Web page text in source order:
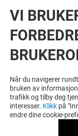
VI
Når du navigerer
bruken av
trafikk og tilby deg
interesser. Klikk på
endre dine cookie-